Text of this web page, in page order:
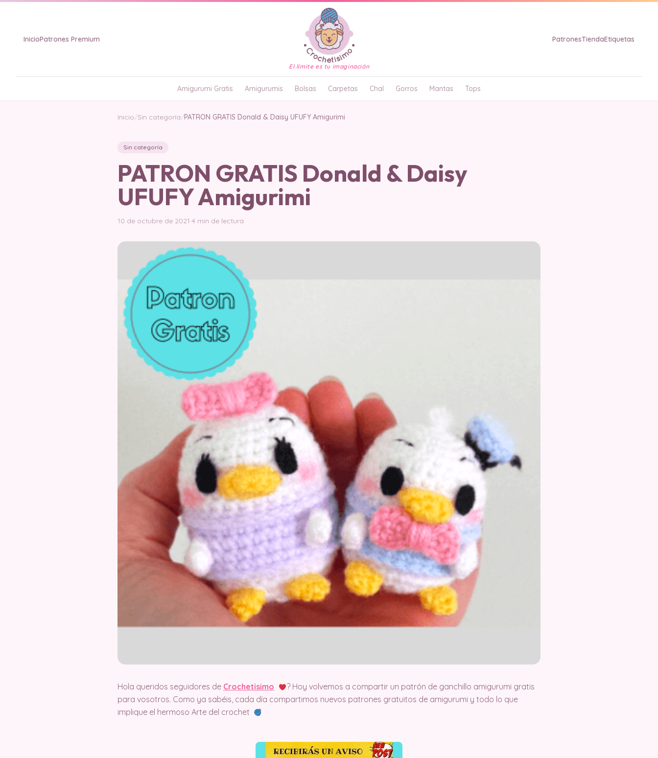
InicioPatrones Premium
El límite es tu imaginación
PatronesTiendaEtiquetas
Amigurumi Gratis Amigurumis Bolsas Carpetas Chal Gorros Mantas Tops
Inicio/Sin categoría/PATRON GRATIS Donald & Daisy UFUFY Amigurimi
Sin categoría
PATRON GRATIS Donald & Daisy
UFUFY Amigurimi
10 de octubre de 2021·4 min de lectura
Hola queridos seguidores de Crochetisimo
? Hoy volvemos a compartir un patrón de ganchillo amigurumi gratis
para vosotros. Como ya sabéis, cada día compartimos nuevos patrones gratuitos de amigurumi y todo lo que
implique el hermoso Arte del crochet